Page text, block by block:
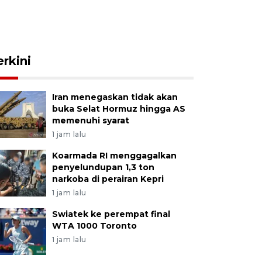
Iran menegaskan tidak akan
buka Selat Hormuz hingga AS
memenuhi syarat
1 jam lalu
Koarmada RI menggagalkan
penyelundupan 1,3 ton
narkoba di perairan Kepri
1 jam lalu
Swiatek ke perempat final
WTA 1000 Toronto
1 jam lalu